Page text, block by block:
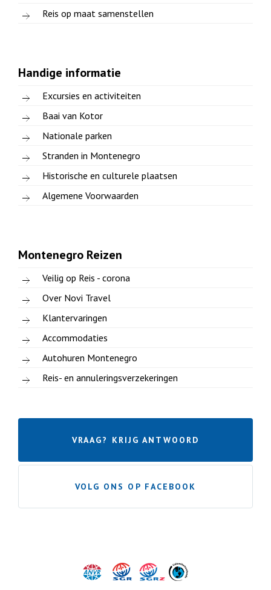
Reis op maat samenstellen
Handige informatie
Excursies en activiteiten
Baai van Kotor
Nationale parken
Stranden in Montenegro
Historische en culturele plaatsen
Algemene Voorwaarden
Montenegro Reizen
Veilig op Reis - corona
Over Novi Travel
Klantervaringen
Accommodaties
Autohuren Montenegro
Reis- en annuleringsverzekeringen
VRAAG? KRIJG ANTWOORD
VOLG ONS OP FACEBOOK